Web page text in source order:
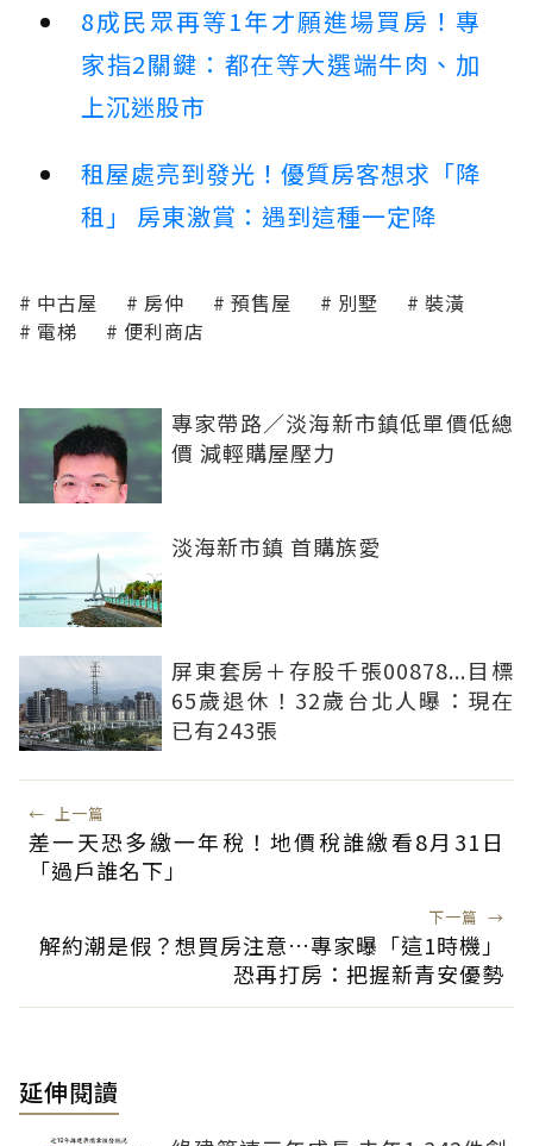
8成民眾再等1年才願進場買房！專
家指2關鍵：都在等大選端牛肉、加
上沉迷股市
租屋處亮到發光！優質房客想求「降
租」 房東激賞：遇到這種一定降
中古屋 房仲 預售屋 別墅
裝潢
電梯
便利商店
專家帶路／淡海新市鎮低單價低總
價 減輕購屋壓力
淡海新市鎮 首購族愛
屏東套房＋存股千張00878...目標
65歲退休！32歲台北人曝：現在
已有243張
← 上一篇
差一天恐多繳一年稅！地價稅誰繳看8月31日
「過戶誰名下」
下一篇 →
解約潮是假？想買房注意…專家曝「這1時機」
恐再打房：把握新青安優勢
延伸閱讀